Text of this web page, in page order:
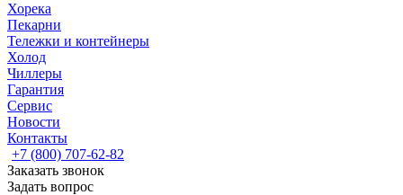
Хорека
Пекарни
Тележки и контейнеры
Холод
Чиллеры
Гарантия
Сервис
Новости
Контакты
+7 (800) 707-62-82
Заказать звонок
Задать вопрос